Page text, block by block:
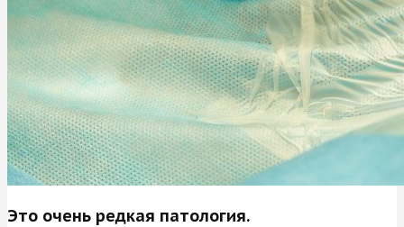
Это очень редкая патология.